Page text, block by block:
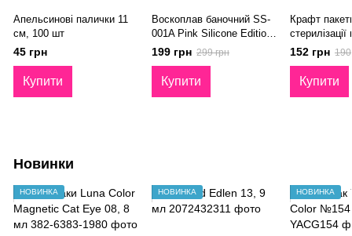
Апельсинові палички 11
см, 100 шт
45 грн
Купити
Воскоплав баночний SS-
001A Pink Silicone Edition
100W
199 грн 299 грн
Купити
Крафт
стерилізації
Dezik 100шт
152 грн 190
Купити
Новинки
НОВИНКА НОВИНКА НОВИНКА